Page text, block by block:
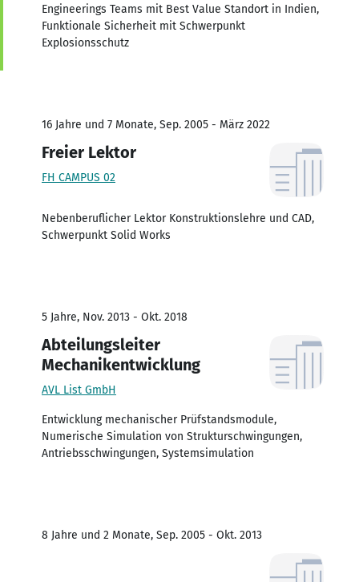
Engineerings Teams mit Best Value Standort in Indien,
Funktionale Sicherheit mit Schwerpunkt
Explosionsschutz
16 Jahre und 7 Monate, Sep. 2005 - März 2022
Freier Lektor
FH CAMPUS 02
Nebenberuflicher Lektor Konstruktionslehre und CAD,
Schwerpunkt Solid Works
5 Jahre, Nov. 2013 - Okt. 2018
Abteilungsleiter
Mechanikentwicklung
AVL List GmbH
Entwicklung mechanischer Prüfstandsmodule,
Numerische Simulation von Strukturschwingungen,
Antriebsschwingungen, Systemsimulation
8 Jahre und 2 Monate, Sep. 2005 - Okt. 2013